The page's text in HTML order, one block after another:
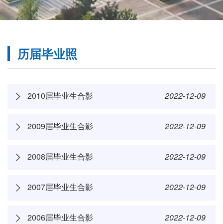
历届毕业照
2022-12-09
2010届毕业生合影
2022-12-09
2009届毕业生合影
2022-12-09
2008届毕业生合影
2022-12-09
2007届毕业生合影
2022-12-09
2006届毕业生合影